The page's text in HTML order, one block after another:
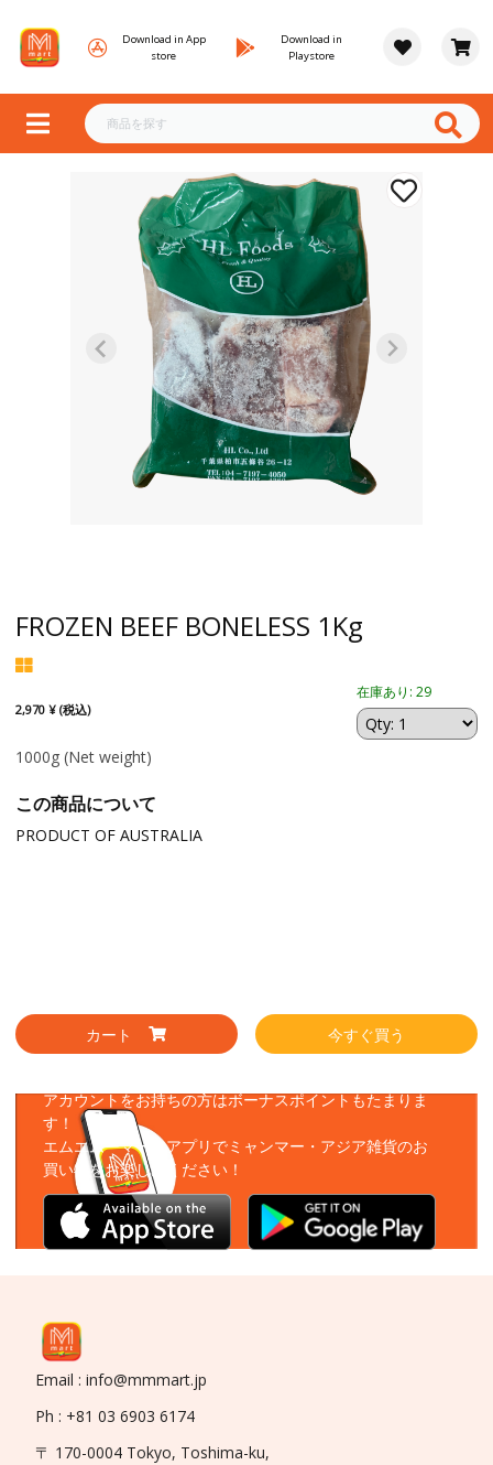
Download in App
store
Download in
Playstore
FROZEN BEEF BONELESS 1Kg
2,970 ¥ (税込)
在庫あり: 29
1000g (Net weight)
この商品について
PRODUCT OF AUSTRALIA
カート 今すぐ買う
アカウントをお持ちの方はボーナスポイントもたまりま
す！
エムエムーマートアプリでミャンマー・アジア雑貨のお
買い物をお楽しみください！
Email : info@mmmart.jp
Ph : +81 03 6903 6174
〒 170-0004 Tokyo, Toshima-ku,